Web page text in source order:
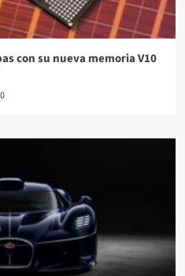
con su nueva memoria V10
0